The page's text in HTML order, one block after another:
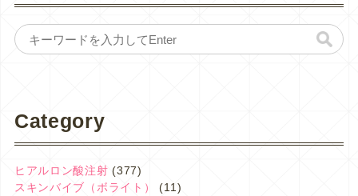
Category
ヒアルロン酸注射 (377)
スキンバイブ（ボライト）
(11)